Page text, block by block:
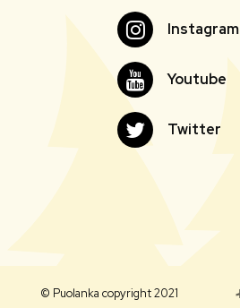
InstagramInstagram
YoutubeYoutube
Twitter Twitter
© Puolanka copyright 2021